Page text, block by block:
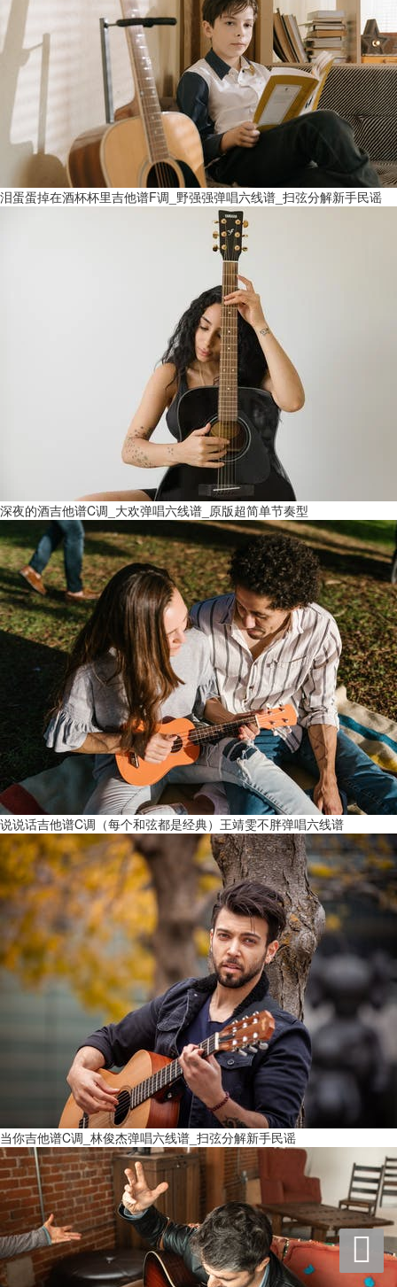
泪蛋蛋掉在酒杯杯里吉他谱F调_野强强弹唱六线谱_扫弦分解新手民谣
深夜的酒吉他谱C调_大欢弹唱六线谱_原版超简单节奏型
说说话吉他谱C调（每个和弦都是经典）王靖雯不胖弹唱六线谱
当你吉他谱C调_林俊杰弹唱六线谱_扫弦分解新手民谣
